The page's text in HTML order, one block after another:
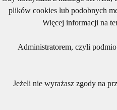
plików cookies lub podobnych
Więcej informacji na
Administratorem, czyli
Jeżeli nie wyrażasz zgody na